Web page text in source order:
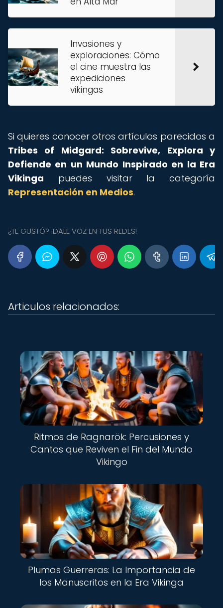
Invasiones y
exploraciones: Cómo
el cine muestra las
expediciones
vikingas
Si quieres conocer otros artículos parecidos a
Tribes of Midgard: Sobrevive, Explora y
Defiende en un Mundo Inspirado en la Era
Vikinga puedes visitar la categoría
Representación en Medios.
¿TE GUSTÓ? ¡DALE VOZ EN TUS REDES!
Articulos relacionados:
Ritmos de Ragnarök: Percusiones y
Cantos que Reviven el Fin del Mundo
Vikingo
Plumas Guerreras: La Importancia de
los Manuscritos en la Era Vikinga